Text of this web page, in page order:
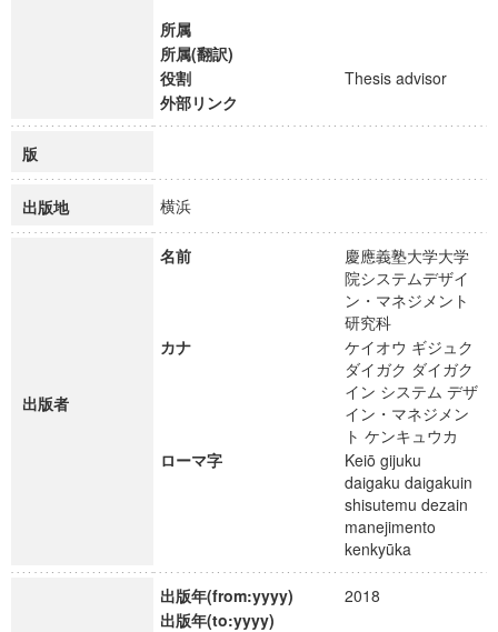
所属
所属(翻訳)
役割
Thesis advisor
外部リンク
版
出版地 横浜
出版者
名前
慶應義塾大学大学
院システムデザイ
ン・マネジメント
研究科
カナ
ケイオウ ギジュク
ダイガク ダイガク
イン システム デザ
イン・マネジメン
ト ケンキュウカ
ローマ字
Keiō gijuku
daigaku daigakuin
shisutemu dezain
manejimento
kenkyūka
出版年(from:yyyy)
2018
出版年(to:yyyy)